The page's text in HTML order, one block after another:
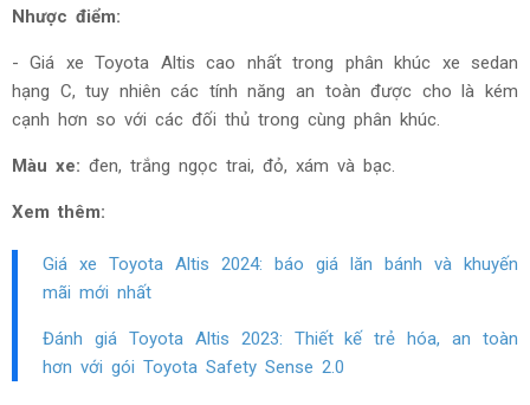
Nhược điểm:
- Giá xe Toyota Altis cao nhất trong phân khúc xe sedan
hạng C, tuy nhiên các tính năng an toàn được cho là kém
cạnh hơn so với các đối thủ trong cùng phân khúc.
Màu xe: đen, trắng ngọc trai, đỏ, xám và bạc.
Xem thêm:
Giá xe Toyota Altis
2024: báo giá lăn bánh và khuyến
mãi mới nhất
Đánh giá Toyota Altis 2023: Thiết kế trẻ hóa, an toàn
hơn với gói Toyota Safety Sense 2.0